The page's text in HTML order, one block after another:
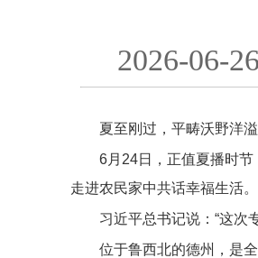
2026-06-
夏至刚过，平畴沃野洋
6月24日，正值夏播时
走进农民家中共话幸福生活。
习近平总书记说：“这次
位于鲁西北的德州，是